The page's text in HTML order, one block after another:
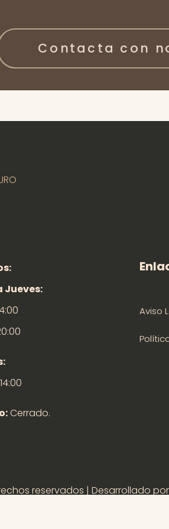
Contacta con
Jueves:
Cerrado.
Aviso
reservados | Desarrollado por